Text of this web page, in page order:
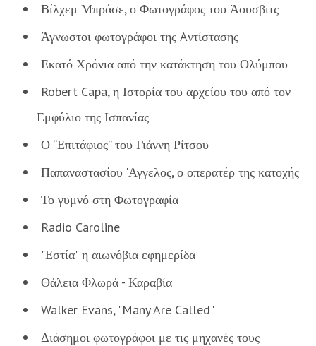
Βίλχεμ Μπράσε, ο Φωτογράφος του Άουσβιτς
Άγνωστοι φωτογράφοι της Aντίστασης
Εκατό Χρόνια από την κατάκτηση του Ολύμπου
Robert Capa, η Ιστορία του αρχείου του από τον
Εμφύλιο της Ισπανίας
Ο “Επιτάφιος” του Γιάννη Ρίτσου
Παπαναστασίου 'Αγγελος, ο οπερατέρ της κατοχής
Το γυμνό στη Φωτογραφία
Radio Caroline
"Εστία" η αιωνόβια εφημερίδα
Θάλεια Φλωρά - Καραβία
Walker Evans, "Many Are Called"
Διάσημοι φωτογράφοι με τις μηχανές τους